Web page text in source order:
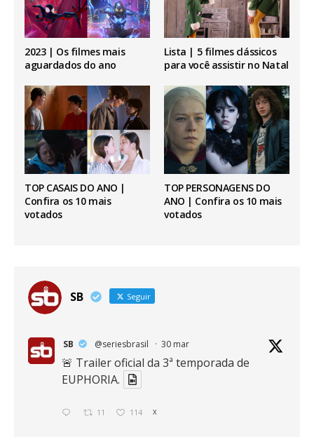
2023 | Os filmes mais
aguardados do ano
Lista | 5 filmes clássicos
para você assistir no Natal
TOP CASAIS DO ANO |
Confira os 10 mais
votados
TOP PERSONAGENS DO
ANO | Confira os 10 mais
votados
SB Seguir
SB @seriesbrasil · 30 mar
🚨 Trailer oficial da 3ª temporada de
EUPHORIA.
11 114 X